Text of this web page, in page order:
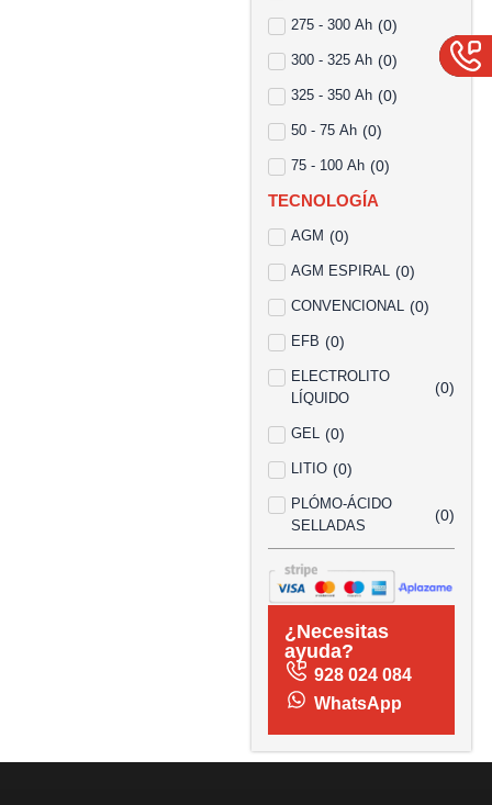
275 - 300 Ah (0)
300 - 325 Ah (0)
325 - 350 Ah (0)
50 - 75 Ah (0)
75 - 100 Ah (0)
TECNOLOGÍA
AGM (0)
AGM ESPIRAL (0)
CONVENCIONAL (0)
EFB (0)
ELECTROLITO
LÍQUIDO
(0)
GEL (0)
LITIO (0)
PLÓMO-ÁCIDO
SELLADAS
(0)
¿Necesitas
ayuda?
928 024 084
WhatsApp